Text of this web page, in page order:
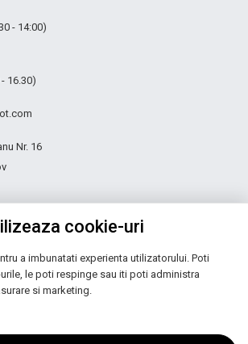
- 14:00)
16.30)
Nr. 16
pentru Protecția Consumatorilor
cookie-uri
a imbunatati experienta utilizatorului. Poti
le poti respinge sau iti poti administra
si marketing.